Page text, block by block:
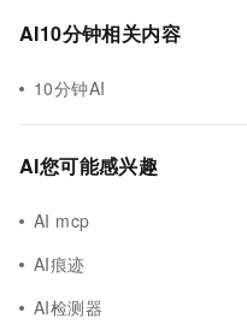
AI10分钟相关内容
10分钟AI
AI您可能感兴趣
AI mcp
AI痕迹
AI检测器